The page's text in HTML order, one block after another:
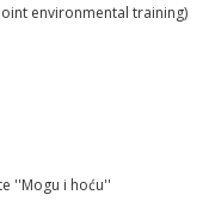
environmental training)
''Mogu i hoću''